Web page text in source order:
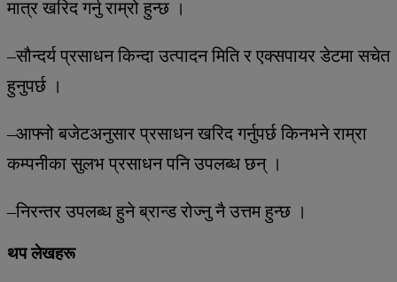
मात्र खरिद गर्नु राम्रो हुन्छ ।
–सौन्दर्य प्रसाधन किन्दा उत्पादन मिति र एक्सपायर डेटमा सचेत
हुनुपर्छ ।
–आफ्नो बजेटअनुसार प्रसाधन खरिद गर्नुपर्छ किनभने राम्रा
कम्पनीका सुलभ प्रसाधन पनि उपलब्ध छन् ।
–निरन्तर उपलब्ध हुने ब्रान्ड रोज्नु नै उत्तम हुन्छ ।
थप लेखहरू